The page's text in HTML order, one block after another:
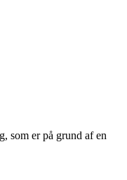
som er på grund af en